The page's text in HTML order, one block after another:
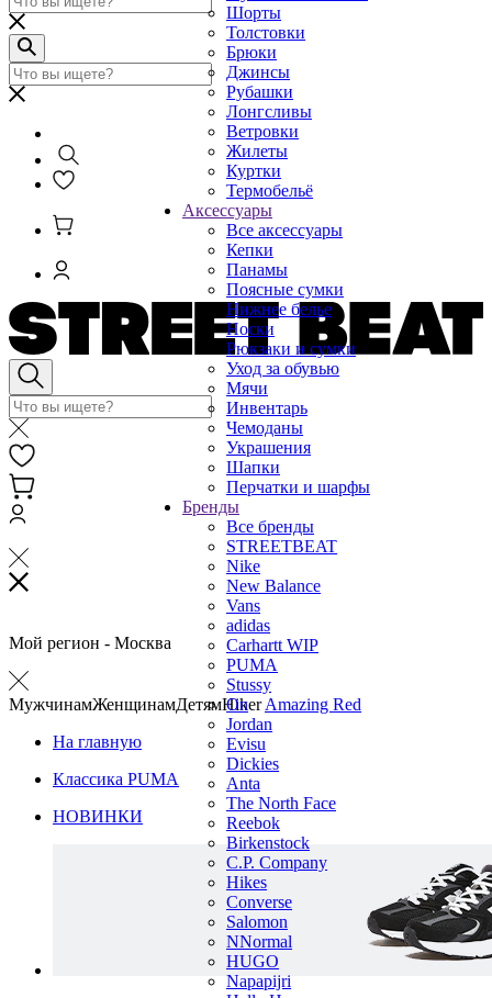
Шорты
Толстовки
Брюки
Джинсы
Рубашки
Лонгсливы
Ветровки
Жилеты
Куртки
Термобельё
Аксессуары
Все аксессуары
Кепки
Панамы
Поясные сумки
Нижнее белье
Носки
Рюкзаки и сумки
Уход за обувью
Мячи
Инвентарь
Чемоданы
Украшения
Шапки
Перчатки и шарфы
Бренды
Все бренды
STREETBEAT
Nike
New Balance
Vans
adidas
Carhartt WIP
PUMA
Stussy
On
Jordan
Evisu
Dickies
Anta
The North Face
Reebok
Birkenstock
C.P. Company
Hikes
Converse
Salomon
NNormal
HUGO
Napapijri
Мой регион - Москва
МужчинамЖенщинамДетямHiker Amazing Red
На главную
Классика PUMA
НОВИНКИ